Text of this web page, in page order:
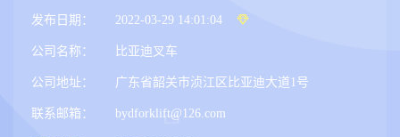
发布日期： 2022-03-29 14:01:04
公司名称： 比亚迪叉车
公司地址： 广东省韶关市浈江区比亚迪大道1号
联系邮箱： bydforklift@126.com